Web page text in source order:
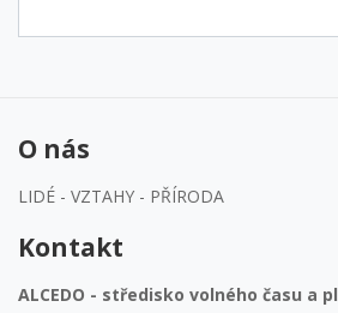
O nás
LIDÉ - VZTAHY - PŘÍRODA
Kontakt
ALCEDO - středisko volného času a